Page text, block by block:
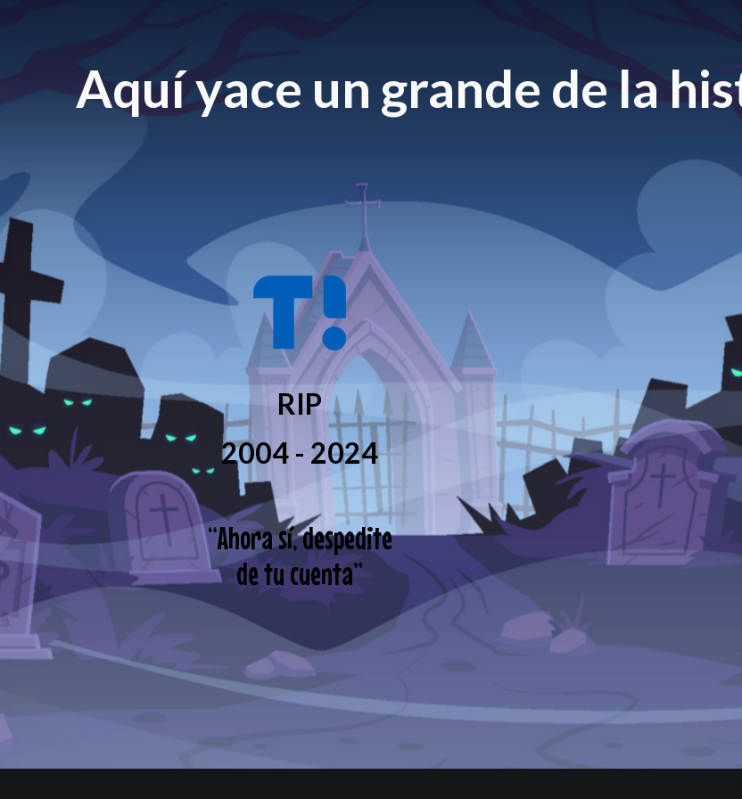
Aquí yace un grande de la
RIP
2004 - 2024
“Ahora sí, despedite
de tu cuenta”